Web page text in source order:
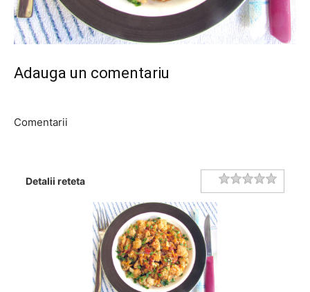
Adauga un comentariu
Comentarii
Detalii reteta Rating